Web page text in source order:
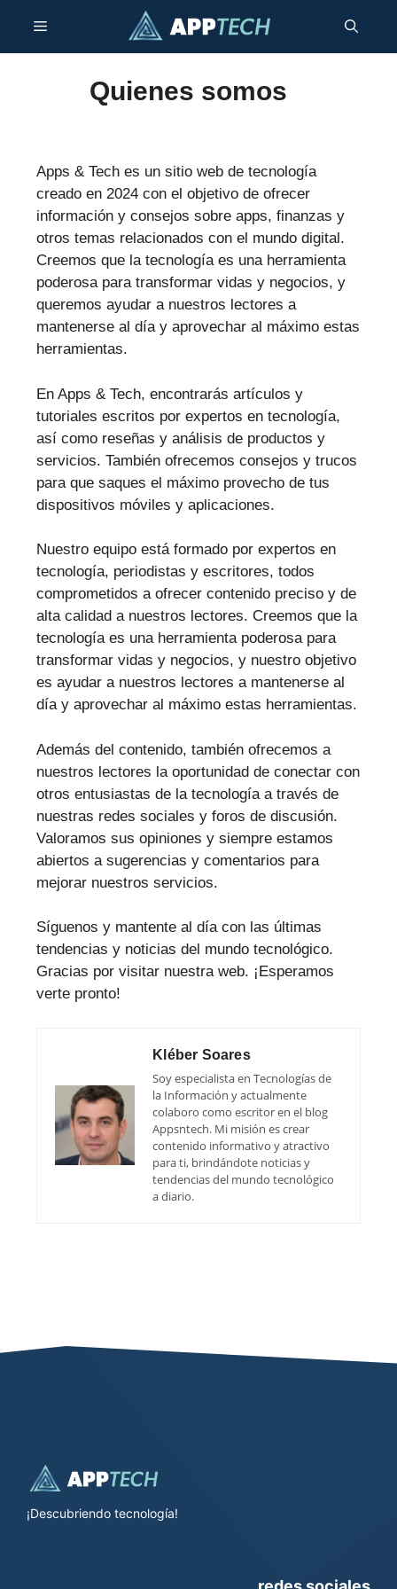
contenido
Menú
Quienes somos
Apps & Tech es un sitio web de tecnología
creado en 2024 con el objetivo de ofrecer
información y consejos sobre apps, finanzas y
otros temas relacionados con el mundo digital.
Creemos que la tecnología es una herramienta
poderosa para transformar vidas y negocios, y
queremos ayudar a nuestros lectores a
mantenerse al día y aprovechar al máximo estas
herramientas.
En Apps & Tech, encontrarás artículos y
tutoriales escritos por expertos en tecnología,
así como reseñas y análisis de productos y
servicios. También ofrecemos consejos y trucos
para que saques el máximo provecho de tus
dispositivos móviles y aplicaciones.
Nuestro equipo está formado por expertos en
tecnología, periodistas y escritores, todos
comprometidos a ofrecer contenido preciso y de
alta calidad a nuestros lectores. Creemos que la
tecnología es una herramienta poderosa para
transformar vidas y negocios, y nuestro objetivo
es ayudar a nuestros lectores a mantenerse al
día y aprovechar al máximo estas herramientas.
Además del contenido, también ofrecemos a
nuestros lectores la oportunidad de conectar con
otros entusiastas de la tecnología a través de
nuestras redes sociales y foros de discusión.
Valoramos sus opiniones y siempre estamos
abiertos a sugerencias y comentarios para
mejorar nuestros servicios.
Síguenos y mantente al día con las últimas
tendencias y noticias del mundo tecnológico.
Gracias por visitar nuestra web. ¡Esperamos
verte pronto!
Kléber Soares
Soy especialista en Tecnologías de
la Información y actualmente
colaboro como escritor en el blog
Appsntech. Mi misión es crear
contenido informativo y atractivo
para ti, brindándote noticias y
tendencias del mundo tecnológico
a diario.
¡Descubriendo tecnología!